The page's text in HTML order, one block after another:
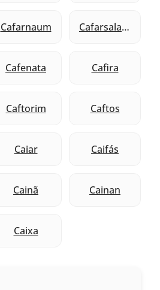
Cafarnaum Cafarsalama
Cafenata Cafira
Caftorim Caftos
Caiar Caifás
Cainã Cainan
Caixa